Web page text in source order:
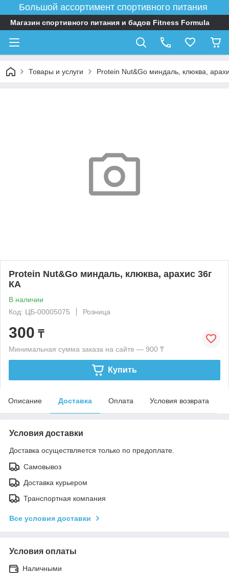
Большой ассортимент спортивного питания
Магазин спортивного питания и бадов Fitness Formula
Товары и услуги Protein Nut&Go миндаль, клюква,
Protein Nut&Go миндаль, клюква, арахис 36г
КА
В наличии
Код: ЦБ-00005075
Розница
300 ₸
Минимальная сумма заказа на сайте — 900 ₸
Купить
Описание Доставка Оплата Условия возврата
Условия доставки
Доставка осуществляется только по предоплате.
Самовывоз
Доставка курьером
Транспортная компания
Все условия доставки
Условия оплаты
Наличными